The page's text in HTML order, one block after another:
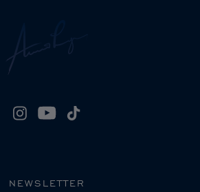
NEWSLETTER